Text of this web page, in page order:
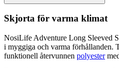
Skjorta för varma klimat
NosiLife Adventure Long Sleeved
i myggiga och varma förhållanden.
funktionell återvunnen polyester